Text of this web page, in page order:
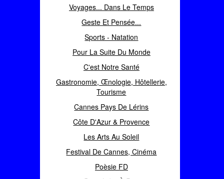
Voyages... Dans Le Temps
Geste Et Pensée...
Sports - Natation
Pour La Suite Du Monde
C'est Notre Santé
Gastronomie, Œnologie, Hôtellerie,
Tourisme
Cannes Pays De Lérins
Côte D'Azur & Provence
Les Arts Au Soleil
Festival De Cannes, Cinéma
Poèsie FD